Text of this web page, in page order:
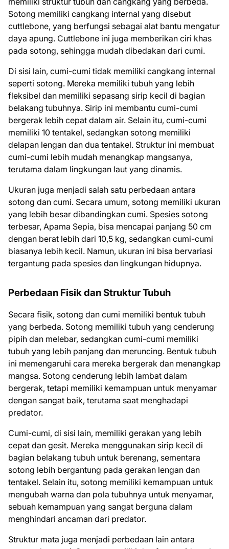
Sotong memiliki cangkang internal yang disebut
cuttlebone, yang berfungsi sebagai alat bantu mengatur
daya apung. Cuttlebone ini juga memberikan ciri khas
pada sotong, sehingga mudah dibedakan dari cumi.
Di sisi lain, cumi-cumi tidak memiliki cangkang internal
seperti sotong. Mereka memiliki tubuh yang lebih
fleksibel dan memiliki sepasang sirip kecil di bagian
belakang tubuhnya. Sirip ini membantu cumi-cumi
bergerak lebih cepat dalam air. Selain itu, cumi-cumi
memiliki 10 tentakel, sedangkan sotong memiliki
delapan lengan dan dua tentakel. Struktur ini membuat
cumi-cumi lebih mudah menangkap mangsanya,
terutama dalam lingkungan laut yang dinamis.
Ukuran juga menjadi salah satu perbedaan antara
sotong dan cumi. Secara umum, sotong memiliki ukuran
yang lebih besar dibandingkan cumi. Spesies sotong
terbesar, Apama Sepia, bisa mencapai panjang 50 cm
dengan berat lebih dari 10,5 kg, sedangkan cumi-cumi
biasanya lebih kecil. Namun, ukuran ini bisa bervariasi
tergantung pada spesies dan lingkungan hidupnya.
Perbedaan Fisik dan Struktur Tubuh
Secara fisik, sotong dan cumi memiliki bentuk tubuh
yang berbeda. Sotong memiliki tubuh yang cenderung
pipih dan melebar, sedangkan cumi-cumi memiliki
tubuh yang lebih panjang dan meruncing. Bentuk tubuh
ini memengaruhi cara mereka bergerak dan menangkap
mangsa. Sotong cenderung lebih lambat dalam
bergerak, tetapi memiliki kemampuan untuk menyamar
dengan sangat baik, terutama saat menghadapi
predator.
Cumi-cumi, di sisi lain, memiliki gerakan yang lebih
cepat dan gesit. Mereka menggunakan sirip kecil di
bagian belakang tubuh untuk berenang, sementara
sotong lebih bergantung pada gerakan lengan dan
tentakel. Selain itu, sotong memiliki kemampuan untuk
mengubah warna dan pola tubuhnya untuk menyamar,
sebuah kemampuan yang sangat berguna dalam
menghindari ancaman dari predator.
Struktur mata juga menjadi perbedaan lain antara